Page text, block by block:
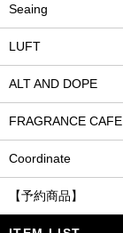
Seaing
LUFT
ALT AND DOPE
FRAGRANCE CAFE
Coordinate
【予約商品】